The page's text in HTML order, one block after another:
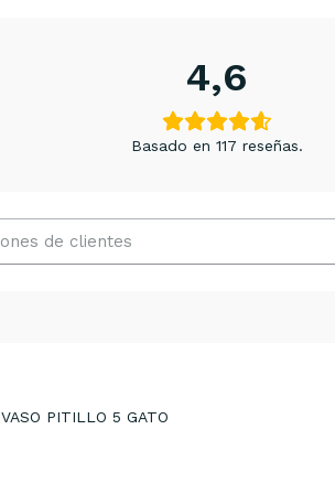
4,6
Basado en 117 reseñas.
VASO PITILLO 5 GATO